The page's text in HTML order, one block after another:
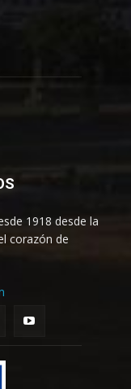
1918 desde la
corazón de